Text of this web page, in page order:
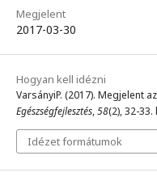
Megjelent
2017-03-30
Hogyan kell idézni
VarsányiP. (2017). Megjelent
Egészségfejlesztés,58(2), 32-
Idézet formátumok